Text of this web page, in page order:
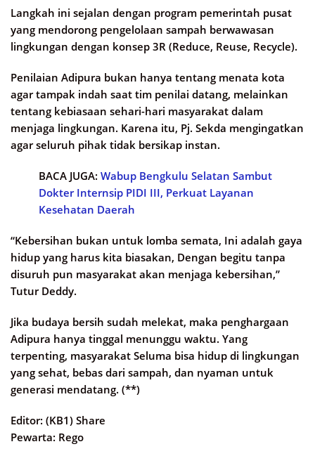
Langkah ini sejalan dengan program pemerintah pusat
yang mendorong pengelolaan sampah berwawasan
lingkungan dengan konsep 3R (Reduce, Reuse, Recycle).
Penilaian Adipura bukan hanya tentang menata kota
agar tampak indah saat tim penilai datang, melainkan
tentang kebiasaan sehari-hari masyarakat dalam
menjaga lingkungan. Karena itu, Pj. Sekda mengingatkan
agar seluruh pihak tidak bersikap instan.
BACA JUGA: Wabup Bengkulu Selatan Sambut
Dokter Internsip PIDI III, Perkuat Layanan
Kesehatan Daerah
“Kebersihan bukan untuk lomba semata, Ini adalah gaya
hidup yang harus kita biasakan, Dengan begitu tanpa
disuruh pun masyarakat akan menjaga kebersihan,”
Tutur Deddy.
Jika budaya bersih sudah melekat, maka penghargaan
Adipura hanya tinggal menunggu waktu. Yang
terpenting, masyarakat Seluma bisa hidup di lingkungan
yang sehat, bebas dari sampah, dan nyaman untuk
generasi mendatang. (**)
Editor: (KB1) Share
Pewarta: Rego